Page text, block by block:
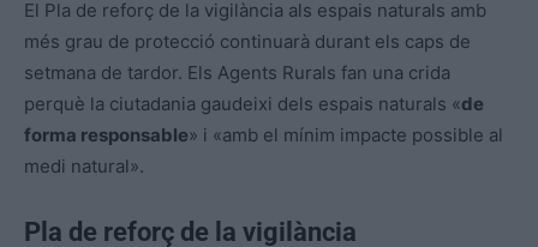
El Pla de reforç de la vigilància als espais naturals amb
més grau de protecció continuarà durant els caps de
setmana de tardor. Els Agents Rurals fan una crida
perquè la ciutadania gaudeixi dels espais naturals «de
forma responsable» i «amb el mínim impacte possible al
medi natural».
Pla de reforç de la vigilància